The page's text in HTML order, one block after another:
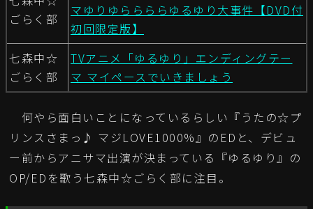
ごらく部
マゆりゆららららゆるゆり大事件【DVD付
初回限定版】
七森中☆
ごらく部
TVアニメ「ゆるゆり」エンディングテー
マ マイペースでいきましょう
何やら面白いことになっているらしい『うたの☆プ
リンスさまっ♪ マジLOVE1000%』のEDと、デビュ
ー前からアニサマ出演が決まっている『ゆるゆり』の
OP/EDを歌う七森中☆ごらく部に注目。